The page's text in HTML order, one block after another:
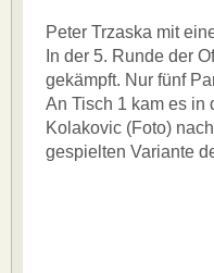
Peter Trzaska mit
In der 5. Runde der
gekämpft. Nur fünf
An Tisch 1 kam es in
Kolakovic (Foto)
gespielten Variante